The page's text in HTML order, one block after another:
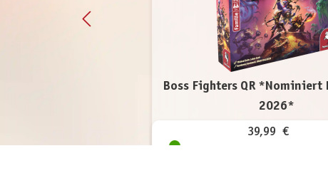
Boss Fighters QR *Nominiert
2026*
39,99 €